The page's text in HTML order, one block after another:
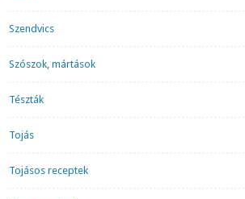
Szendvics
Szószok, mártások
Tészták
Tojás
Tojásos receptek